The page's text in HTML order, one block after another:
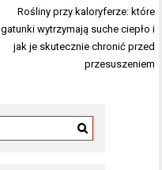
Rośliny przy kaloryferze: które
gatunki wytrzymają suche ciepło i
jak je skutecznie chronić przed
przesuszeniem